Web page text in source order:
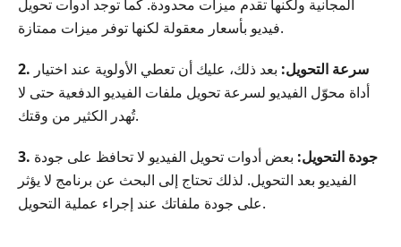
المجانية ولكنها تقدم ميزات محدودة. كما توجد أدوات تحويل
فيديو بأسعار معقولة لكنها توفر ميزات ممتازة.
2. سرعة التحويل: بعد ذلك، عليك أن تعطي الأولوية عند اختيار
أداة محوّل الفيديو لسرعة تحويل ملفات الفيديو الدفعية حتى لا
تُهدر الكثير من وقتك.
3. جودة التحويل: بعض أدوات تحويل الفيديو لا تحافظ على جودة
الفيديو بعد التحويل. لذلك تحتاج إلى البحث عن برنامج لا يؤثر
على جودة ملفاتك عند إجراء عملية التحويل.